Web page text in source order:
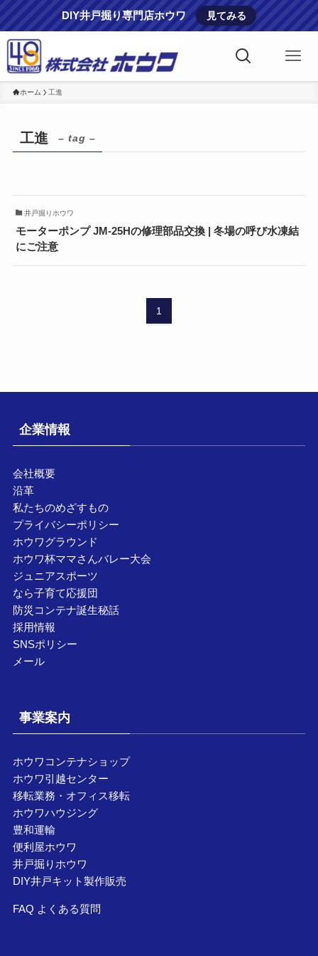
DIY井戸掘り専門店ホウワ 見てみる
ホーム 工進
工進 – tag –
井戸掘りホウワ
モーターポンプ JM-25Hの修理部品交換 | 冬場の呼び水凍結
にご注意
1
企業情報
会社概要
沿革
私たちのめざすもの
プライバシーポリシー
ホウワグラウンド
ホウワ杯ママさんバレー大会
ジュニアスポーツ
なら子育て応援団
防災コンテナ誕生秘話
採用情報
SNSポリシー
メール
事業案内
ホウワコンテナショップ
ホウワ引越センター
移転業務・オフィス移転
ホウワハウジング
豊和運輸
便利屋ホウワ
井戸掘りホウワ
DIY井戸キット製作販売
FAQ よくある質問